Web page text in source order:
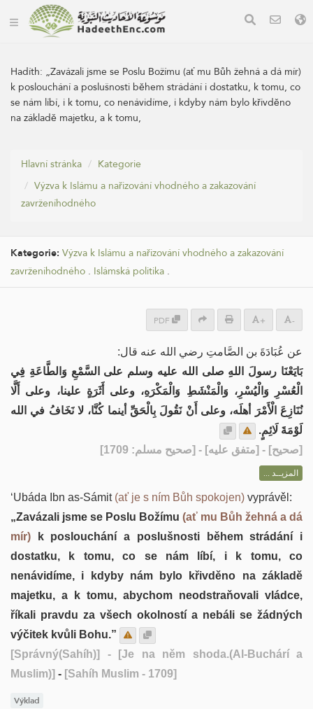
Hadíth: „Zavázali jsme se Poslu Božímu (ať mu Bůh žehná a dá mír)
k poslouchání a poslušnosti během strádání i dostatku, k tomu, co
se nám líbí, i k tomu, co nenávidíme, i kdyby nám bylo křivděno
na základě majetku, a k tomu,
Hlavní stránka
Kategorie
Výzva k Islámu a nařizování vhodného a zakazování
zavrženíhodného
Kategorie: Výzva k Islámu a nařizování vhodného a zakazování
zavrženíhodného . Islámská politika .
PDF + -
عن عُبَادَةَ بن الصَّامتِ رضي الله عنه قال:
بَايَعْنَا رسولَ اللهِ صلى الله عليه وسلم على السَّمْعِ وَالطَّاعَةِ فِي
الْعُسْرِ وَالْيُسْرِ، وَالْمَنْشَطِ وَالْمَكْرَهِ، وعلى أَثَرَةٍ علينا، وعلى أَلَّا
نُنَازِعَ الْأَمْرَ أهلَه، وعلى أَنْ نَقُولَ بِالْحَقِّ أينما كُنَّا، لا نَخَافُ في الله
لَوْمَةَ لَائِمٍ.
[صحيح] - [متفق عليه] - [صحيح مسلم: 1709]
المزيــد ...
‘Ubáda Ibn as-Sámit (ať je s ním Bůh spokojen) vyprávěl:
„Zavázali jsme se Poslu Božímu (ať mu Bůh žehná a dá
mír) k poslouchání a poslušnosti během strádání i
dostatku, k tomu, co se nám líbí, i k tomu, co
nenávidíme, i kdyby nám bylo křivděno na základě
majetku, a k tomu, abychom neodstraňovali vládce,
říkali pravdu za všech okolností a nebáli se žádných
výčitek kvůli Bohu.”
[Správný(Sahíh)]
- [Je na něm shoda.(Al-Buchárí a
Muslim)] - [Sahíh Muslim - 1709]
Výklad